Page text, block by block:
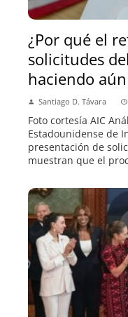
¿Por qué el
solicitudes
haciendo
Santiago D. Távara
Foto cortesía AIC
Estadounidense de
presentación de
muestran que el